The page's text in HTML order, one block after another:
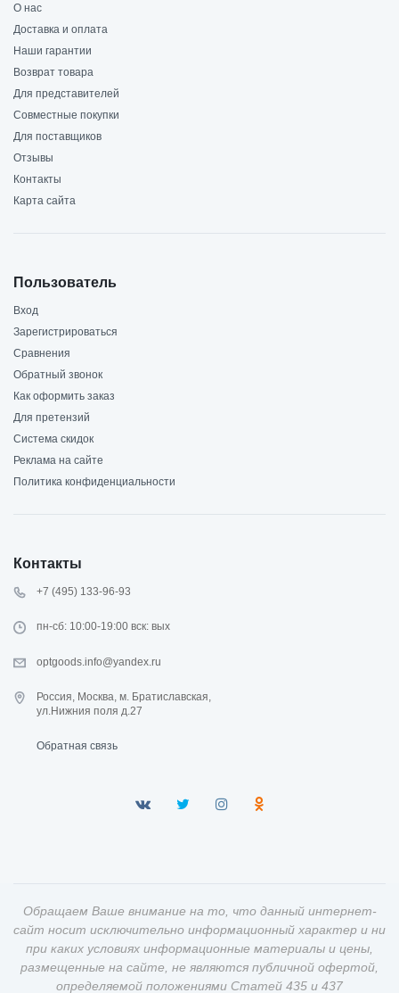
О нас
Доставка и оплата
Наши гарантии
Возврат товара
Для представителей
Совместные покупки
Для поставщиков
Отзывы
Контакты
Карта сайта
Пользователь
Вход
Зарегистрироваться
Сравнения
Обратный звонок
Как оформить заказ
Для претензий
Система скидок
Реклама на сайте
Политика конфиденциальности
Контакты
+7 (495) 133-96-93
пн-сб: 10:00-19:00 вск: вых
optgoods.info@yandex.ru
Россия, Москва, м. Братиславская,
ул.Нижния поля д.27
Обратная связь
Обращаем Ваше внимание на то, что данный интернет-
сайт носит исключительно информационный характер и ни
при каких условиях информационные материалы и цены,
размещенные на сайте, не являются публичной офертой,
определяемой положениями Статей 435 и 437